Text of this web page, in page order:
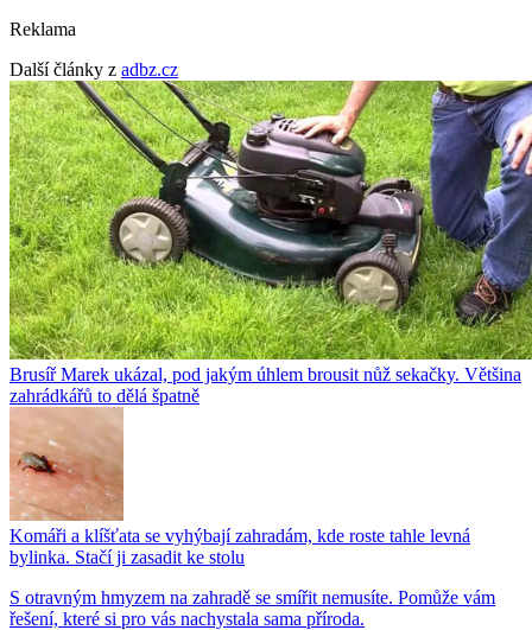
Reklama
Další články z adbz.cz
Brusíř Marek ukázal, pod jakým úhlem brousit nůž sekačky. Většina
zahrádkářů to dělá špatně
Komáři a klíšťata se vyhýbají zahradám, kde roste tahle levná
bylinka. Stačí ji zasadit ke stolu
S otravným hmyzem na zahradě se smířit nemusíte. Pomůže vám
řešení, které si pro vás nachystala sama příroda.